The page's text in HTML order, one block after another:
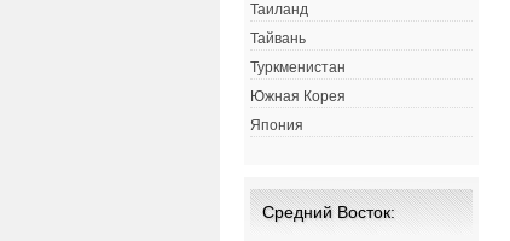
Таиланд
Тайвань
Туркменистан
Южная Корея
Япония
Средний Восток: